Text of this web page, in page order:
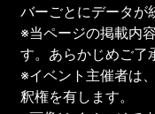
バーごとにデータが
※当ページの掲載内
す。あらかじめご了
※イベント主催者は
釈権を有します。